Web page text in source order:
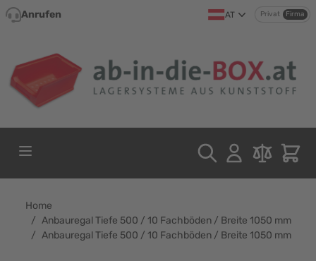
Direkt zum Inhalt
Anrufen AT Privat Firma
Home
/ Anbauregal Tiefe 500 / 10 Fachböden / Breite 1050 mm
/ Anbauregal Tiefe 500 / 10 Fachböden / Breite 1050 mm